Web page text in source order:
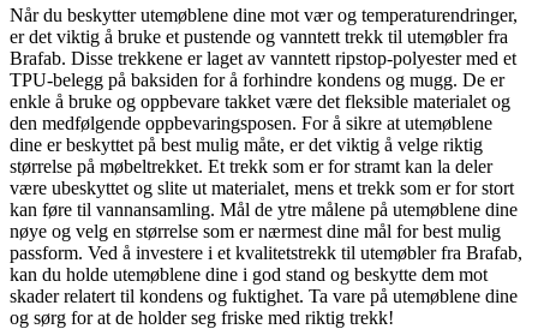
Når du beskytter utemøblene dine mot vær og temperaturendringer,
er det viktig å bruke et pustende og vanntett trekk til utemøbler fra
Brafab. ​​Disse trekkene er laget av vanntett ripstop-polyester med et
TPU-belegg på baksiden for å forhindre kondens og mugg. De er
enkle å bruke og oppbevare takket være det fleksible materialet og
den medfølgende oppbevaringsposen. For å sikre at utemøblene
dine er beskyttet på best mulig måte, er det viktig å velge riktig
størrelse på møbeltrekket. Et trekk som er for stramt kan la deler
være ubeskyttet og slite ut materialet, mens et trekk som er for stort
kan føre til vannansamling. Mål de ytre målene på utemøblene dine
nøye og velg en størrelse som er nærmest dine mål for best mulig
passform. Ved å investere i et kvalitetstrekk til utemøbler fra Brafab,
kan du holde utemøblene dine i god stand og beskytte dem mot
skader relatert til kondens og fuktighet. Ta vare på utemøblene dine
og sørg for at de holder seg friske med riktig trekk!